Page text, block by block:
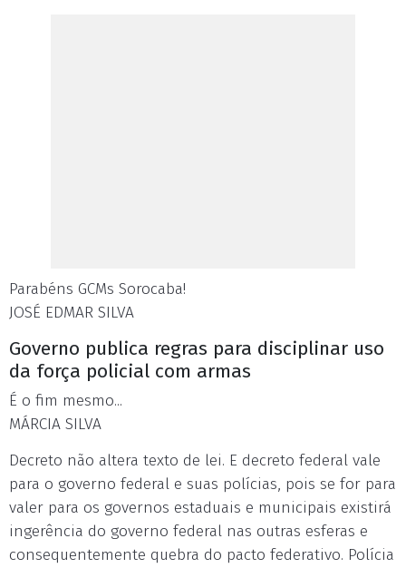
Parabéns GCMs Sorocaba!
JOSÉ EDMAR SILVA
Governo publica regras para disciplinar uso
da força policial com armas
É o fim mesmo...
MÁRCIA SILVA
Decreto não altera texto de lei. E decreto federal vale
para o governo federal e suas polícias, pois se for para
valer para os governos estaduais e municipais existirá
ingerência do governo federal nas outras esferas e
consequentemente quebra do pacto federativo. Polícia